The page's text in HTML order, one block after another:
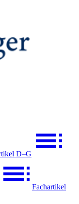
D–G
Fachartikel